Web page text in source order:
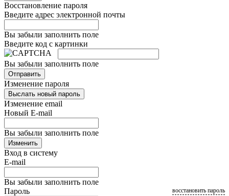
Восстановление пароля
Введите адрес электронной почты
Вы забыли заполнить поле
Введите код с картинки
Вы забыли заполнить поле
Отправить
Изменение пароля
Выслать новый пароль
Изменение email
Новый E-mail
Вы забыли заполнить поле
Изменить
Вход в систему
E-mail
Вы забыли заполнить поле
Пароль
восстановить пароль